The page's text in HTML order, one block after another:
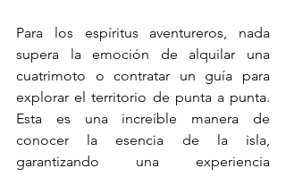
Para los espíritus aventureros, nada
supera la emoción de alquilar una
cuatrimoto o contratar un guía para
explorar el territorio de punta a punta.
Esta es una increíble manera de
conocer la esencia de la isla,
garantizando una experiencia